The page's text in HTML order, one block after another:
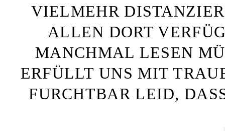
VIELMEHR
ALLEN DORT
MANCHMAL LESEN
ERFÜLLT UNS MIT
FURCHTBAR LEID,